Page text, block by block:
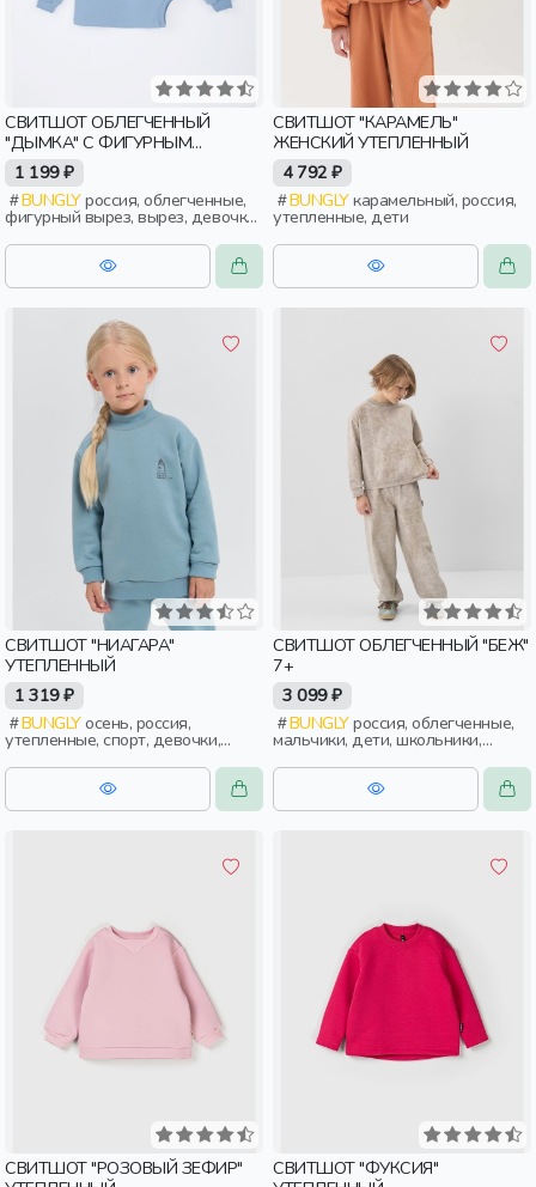
СВИТШОТ ОБЛЕГЧЕННЫЙ
"ДЫМКА" С ФИГУРНЫМ
ВЫРЕЗОМ 7+
1 199 ₽
BUNGLYроссия, облегченные,
фигурный вырез, вырез, девочки,
дети, школьники, подростки
СВИТШОТ "КАРАМЕЛЬ"
ЖЕНСКИЙ УТЕПЛЕННЫЙ
4 792 ₽
BUNGLYкарамельный, россия,
утепленные, дети
СВИТШОТ "НИАГАРА"
УТЕПЛЕННЫЙ
1 319 ₽
BUNGLYосень, россия,
утепленные, спорт, девочки,
дети, малыши, дошкольники
СВИТШОТ ОБЛЕГЧЕННЫЙ "БЕЖ"
7+
3 099 ₽
BUNGLYроссия, облегченные,
мальчики, дети, школьники,
СВИТШОТ "РОЗОВЫЙ ЗЕФИР"
СВИТШОТ "ФУКСИЯ"